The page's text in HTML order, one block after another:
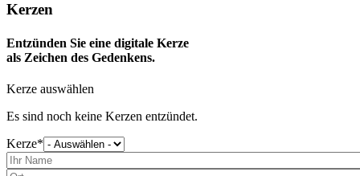
Kerzen
Entzünden Sie eine digitale Kerze
als Zeichen des Gedenkens.
Kerze auswählen
Es sind noch keine Kerzen entzündet.
Kerze
wählen
Sie